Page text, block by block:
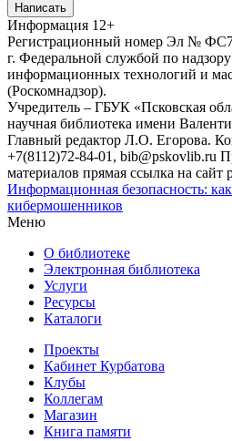
Написать
Информация 12+
Регистрационный номер Эл №
г. Федеральной службой по надзору
информационных технологий и
(Роскомнадзор).
Учредитель – ГБУК «Псковская
научная библиотека имени
Главный редактор Л.О. Егорова.
+7(8112)72-84-01, bib@pskovlib.ru
материалов прямая ссылка на сайт
Информационная безопасность:
кибермошенников
Меню
О библиотеке
Электронная библиотека
Услуги
Ресурсы
Каталоги
Проекты
Кабинет Курбатова
Клубы
Коллегам
Магазин
Книга памяти